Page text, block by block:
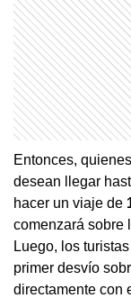
Entonces,
desean llegar
hacer un viaje de
comenzará sobre
Luego, los
primer desvío
directamente con